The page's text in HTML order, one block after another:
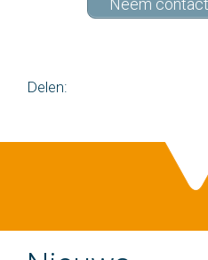
Delen: